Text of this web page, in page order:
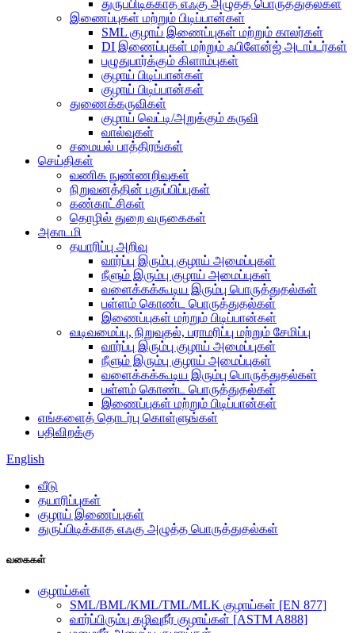
துருப்பிடிக்காத எஃகு அழுத்த பொருத்துதல்கள்
இணைப்புகள் மற்றும் பிடிப்பான்கள்
SML குழாய் இணைப்புகள் மற்றும் காலர்கள்
DI இணைப்புகள் மற்றும் ஃபிளேன்ஜ் அடாப்டர்கள்
பழுதுபார்க்கும் கிளாம்புகள்
குழாய் பிடிப்பான்கள்
குழாய் பிடிப்பான்கள்
துணைக்கருவிகள்
குழாய் வெட்டி/அறுக்கும் கருவி
வால்வுகள்
சமையல் பாத்திரங்கள்
செய்திகள்
வணிக நுண்ணறிவுகள்
நிறுவனத்தின் புதுப்பிப்புகள்
கண்காட்சிகள்
தொழில் துறை வருகைகள்
அகாடமி
தயாரிப்பு அறிவு
வார்ப்பு இரும்பு குழாய் அமைப்புகள்
நீளும் இரும்பு குழாய் அமைப்புகள்
வளைக்கக்கூடிய இரும்பு பொருத்துதல்கள்
பள்ளம் கொண்ட பொருத்துதல்கள்
இணைப்புகள் மற்றும் பிடிப்பான்கள்
வடிவமைப்பு, நிறுவுதல், பராமரிப்பு மற்றும் சேமிப்பு
வார்ப்பு இரும்பு குழாய் அமைப்புகள்
நீளும் இரும்பு குழாய் அமைப்புகள்
வளைக்கக்கூடிய இரும்பு பொருத்துதல்கள்
பள்ளம் கொண்ட பொருத்துதல்கள்
இணைப்புகள் மற்றும் பிடிப்பான்கள்
எங்களைத் தொடர்பு கொள்ளுங்கள்
பதிவிறக்கு
English
வீடு
தயாரிப்புகள்
குழாய் இணைப்புகள்
துருப்பிடிக்காத எஃகு அழுத்த பொருத்துதல்கள்
வகைகள்
குழாய்கள்
SML/BML/KML/TML/MLK குழாய்கள் [EN 877]
வார்ப்பிரும்பு கழிவுநீர் குழாய்கள் [ASTM A888]